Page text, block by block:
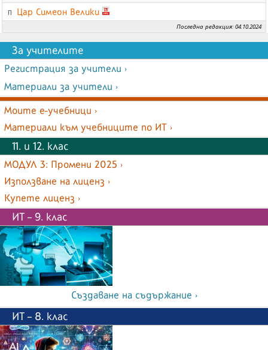
П Цар Симеон Велики
Последна редакция: 04.10.2024
За учителите
Регистрация за учители ›
Материали за учители ›
Моите е-учебници ›
Материали към учебниците по ИТ ›
11. и 12. клас
МОДУЛ 3: Промени 2025 ›
Използване на лиценз ›
Купете лиценз ›
ИТ – 9. клас
Създаване на съдържание ›
ИТ – 8. клас